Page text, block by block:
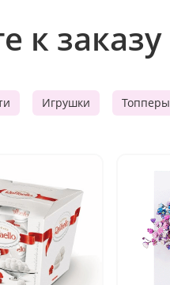
к заказу
Игрушки Топперы